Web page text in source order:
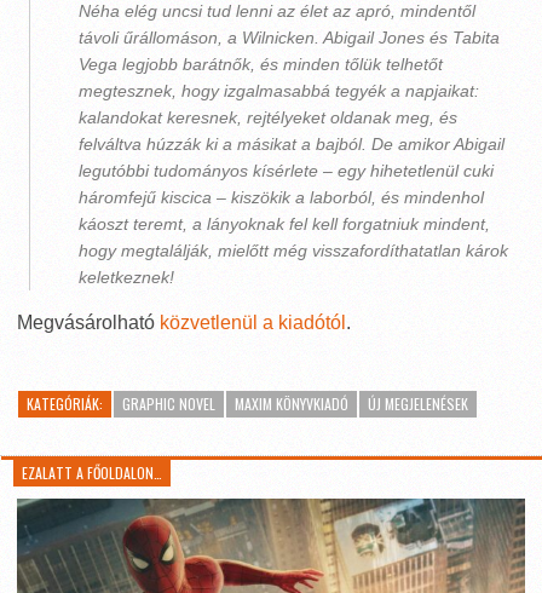
Néha elég uncsi tud lenni az élet az apró, mindentől
távoli űrállomáson, a Wilnicken. Abigail Jones és Tabita
Vega legjobb barátnők, és minden tőlük telhetőt
megtesznek, hogy izgalmasabbá tegyék a napjaikat:
kalandokat keresnek, rejtélyeket oldanak meg, és
felváltva húzzák ki a másikat a bajból. De amikor Abigail
legutóbbi tudományos kísérlete – egy hihetetlenül cuki
háromfejű kiscica – kiszökik a laborból, és mindenhol
káoszt teremt, a lányoknak fel kell forgatniuk mindent,
hogy megtalálják, mielőtt még visszafordíthatatlan károk
keletkeznek!
Megvásárolható közvetlenül a kiadótól .
KATEGÓRIÁK: GRAPHIC NOVEL MAXIM KÖNYVKIADÓ ÚJ MEGJELENÉSEK
EZALATT A FŐOLDALON…